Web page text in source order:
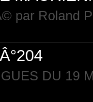
par Roland
DU 19